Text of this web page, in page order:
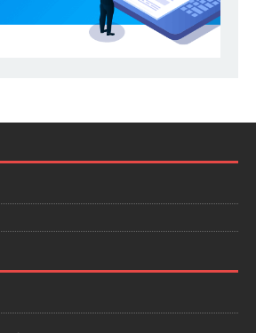
+各手当 ｜ 年間休日125日 ｜ オーク設備工業
合建設会社（ゼネコン） ｜ 充実の福利厚生・資
日 ｜ 創立以来74年間黒字経営 ｜ 合田工務店